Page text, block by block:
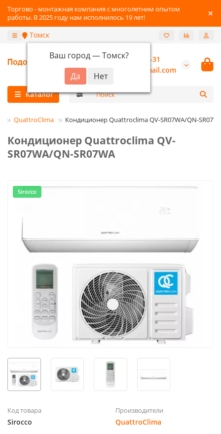
Торгово - монтажная компания с многолетним опытом
работы. В 2025 году нам исполнилось 19 лет!
Томск
Ваш город —Томск?
+7-3822-96-03-31
burannsk@gmail.com
Каталог
QuattroClima Кондиционер Quattroclima QV-SR07WA/QN-
Кондиционер Quattroclima QV-
SR07WA/QN-SR07WA
Sirocco
Код товара
Sirocco
Производители
QuattroClima